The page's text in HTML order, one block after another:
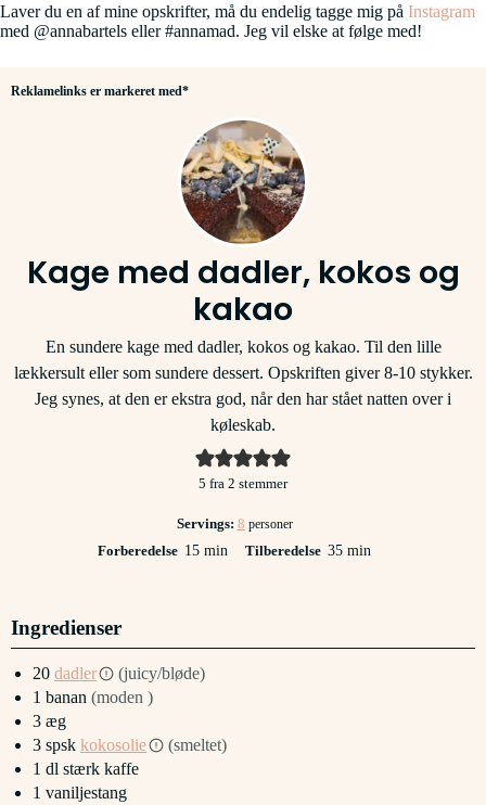
Laver du en af mine opskrifter, må du endelig tagge mig på Instagram
med @annabartels eller #annamad. Jeg vil elske at følge med!
Reklamelinks er markeret med*
Kage med dadler, kokos og
kakao
En sundere kage med dadler, kokos og kakao. Til den lille
lækkersult eller som sundere dessert. Opskriften giver 8-10 stykker.
Jeg synes, at den er ekstra god, når den har stået natten over i
køleskab.
5 fra 2 stemmer
Servings: 8 personer
Forberedelse 15minutter
min Tilberedelse 35minutter
min
Ingredienser
20 dadler
(juicy/bløde)
1 banan (moden )
3 æg
3 spsk kokosolie
(smeltet)
1 dl stærk kaffe
1 vaniljestang